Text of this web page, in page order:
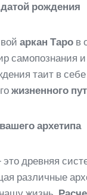
рождения
аркан Таро в
самопознания
таит в
жизненного
архетипа
древняя
различные